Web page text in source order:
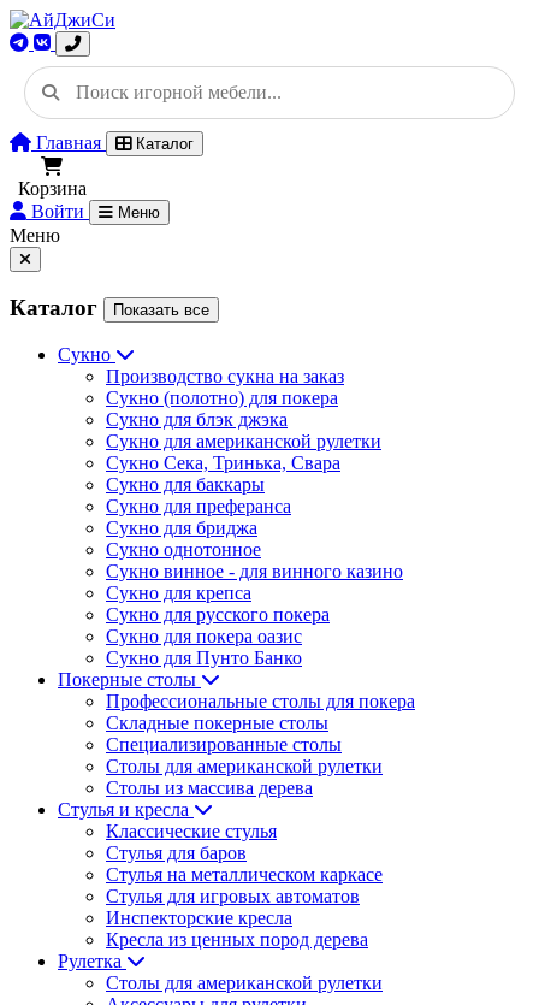
Главная Каталог
Корзина
Войти
Меню
Меню
Каталог Показать все
Сукно
Производство сукна на заказ
Сукно (полотно) для покера
Сукно для блэк джэка
Сукно для американской рулетки
Сукно Сека, Тринька, Свара
Сукно для баккары
Сукно для преферанса
Сукно для бриджа
Сукно однотонное
Сукно винное - для винного казино
Сукно для крепса
Сукно для русского покера
Сукно для покера оазис
Сукно для Пунто Банко
Покерные столы
Профессиональные столы для покера
Складные покерные столы
Специализированные столы
Столы для американской рулетки
Столы из массива дерева
Стулья и кресла
Классические стулья
Стулья для баров
Стулья на металлическом каркасе
Стулья для игровых автоматов
Инспекторские кресла
Кресла из ценных пород дерева
Рулетка
Столы для американской рулетки